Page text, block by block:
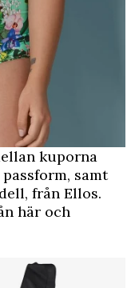
kuporna
samt
från Ellos.
här och